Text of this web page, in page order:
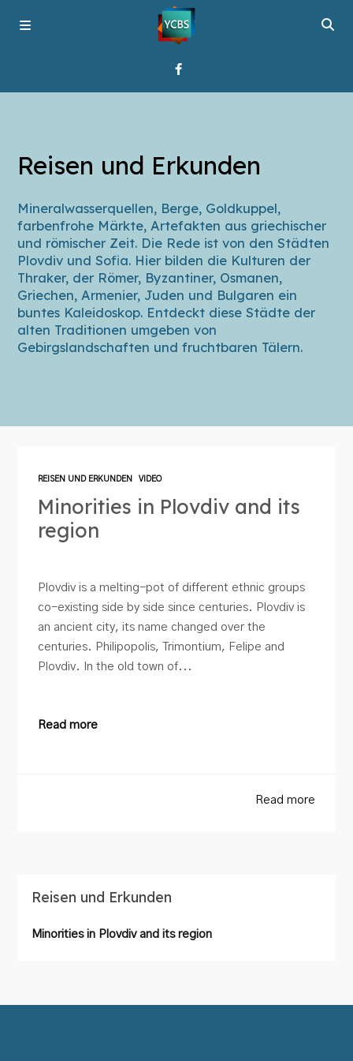
Programme
Über YCBS
Media Bridges
Reisen und Erkunden
Mineralwasserquellen, Berge, Goldkuppel,
farbenfrohe Märkte, Artefakten aus griechischer
und römischer Zeit. Die Rede ist von den Städten
Plovdiv und Sofia. Hier bilden die Kulturen der
Thraker, der Römer, Byzantiner, Osmanen,
Griechen, Armenier, Juden und Bulgaren ein
buntes Kaleidoskop. Entdeckt diese Städte der
alten Traditionen umgeben von
Gebirgslandschaften und fruchtbaren Tälern.
REISEN UND ERKUNDEN VIDEO
Minorities in Plovdiv and its
region
Plovdiv is a melting-pot of different ethnic groups
co-existing side by side since centuries. Plovdiv is
an ancient city, its name changed over the
centuries. Philipopolis, Trimontium, Felipe and
Plovdiv. In the old town of...
Read more
Read more
Reisen und Erkunden
Minorities in Plovdiv and its region